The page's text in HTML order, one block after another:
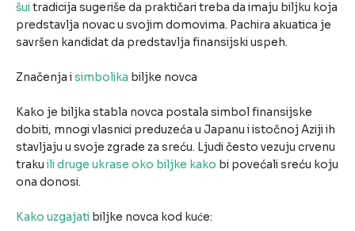
šuitradicija sugeriše da praktičari treba da imaju biljku koja
predstavlja novac u svojim domovima. Pachira akuatica je
savršen kandidat da predstavlja finansijski uspeh.
Značenja isimbolika biljke novca
Kako je biljka stabla novca postala simbol finansijske
dobiti, mnogi vlasnici preduzeća u Japanu i istočnoj Aziji ih
stavljaju u svoje zgrade za sreću. Ljudi često vezuju crvenu
traku ili druge ukrase oko biljke kako bi povećali sreću koju
ona donosi.
Kako uzgajati biljke novca kod kuće: